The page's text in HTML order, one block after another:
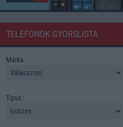
TELEFONOK GYORSLISTA
Márka :
Tipus :